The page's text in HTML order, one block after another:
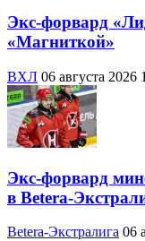
Экс-форвард
«Магниткой»
ВХЛ 06 августа 2026
Экс-форвард
в Betera-
Betera-Экстралига 06